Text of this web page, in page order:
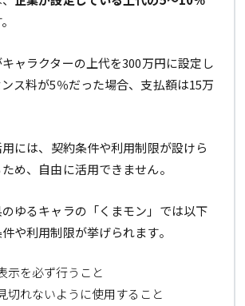
ャラクターの上代を300万円に設定し
ス料が5％だった場合、支払額は15万
には、契約条件や利用制限が設けら
め、自由に活用できません。
ゆるキャラの「くまモン」では以下
や利用制限が挙げられます。
示を必ず行うこと
切れないように使用すること